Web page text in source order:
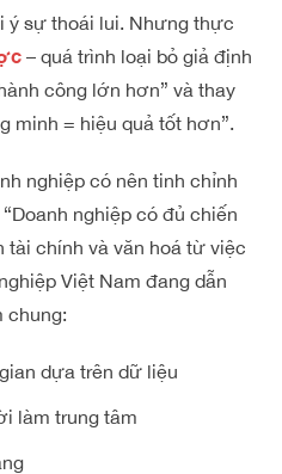
ý sự thoái lui. Nhưng thực
– quá trình loại bỏ giả định
công lớn hơn” và thay
minh = hiệu quả tốt hơn”.
nghiệp có nên tinh chỉnh
nghiệp có đủ chiến
chính và văn hoá từ việc
Việt Nam đang dẫn
chung:
dựa trên dữ liệu
làm trung tâm